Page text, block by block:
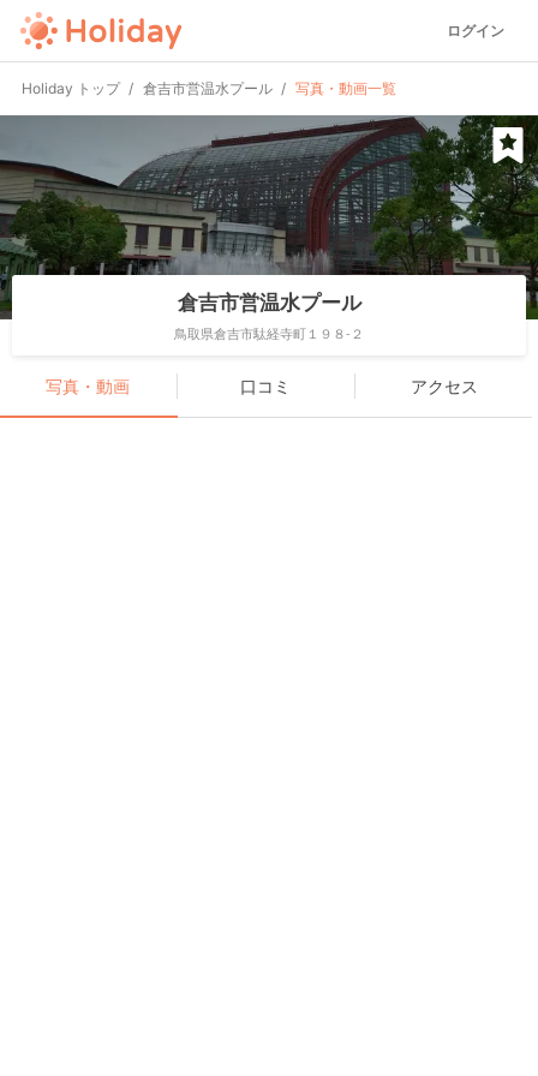
ログイン
Holiday トップ 倉吉市営温水プール 写真・動画一覧
倉吉市営温水プール
鳥取県倉吉市駄経寺町１９８-２
写真・動画 口コミ アクセス